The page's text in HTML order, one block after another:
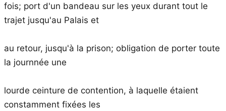
fois; port d'un bandeau sur les yeux durant tout le
trajet jusqu'au Palais et
au retour, jusqu'à la prison; obligation de porter toute
la journnée une
lourde ceinture de contention, à laquelle étaient
constamment fixées les